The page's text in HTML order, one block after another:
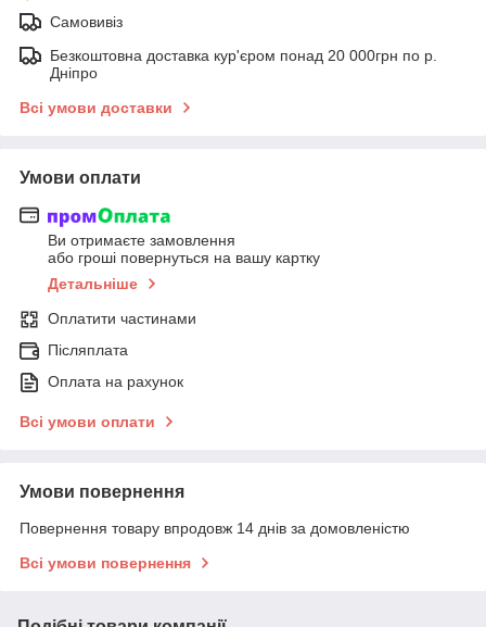
Самовивіз
Безкоштовна доставка кур'єром понад 20 000грн по р.
Дніпро
Всі умови доставки
Умови оплати
Ви отримаєте замовлення
або гроші повернуться на вашу картку
Детальніше
Оплатити частинами
Післяплата
Оплата на рахунок
Всі умови оплати
Умови повернення
Повернення товару впродовж 14 днів за домовленістю
Всі умови повернення